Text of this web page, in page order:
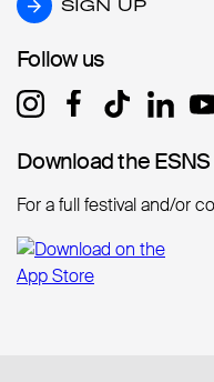
SIGN UP
SIGN UP
Follow us
Follow us
Download the
Download the
For a full festival and/or